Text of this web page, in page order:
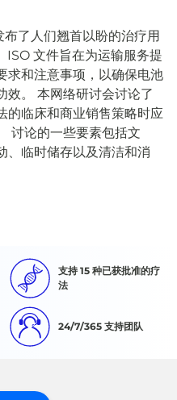
了人们翘首以盼的治疗用
ISO 文件旨在为运输服务提
求和注意事项，以确保电池
效。 本网络研讨会讨论了
的临床和商业销售策略时应
讨论的一些要素包括文
、临时储存以及清洁和消
支持 15 种已获批准的疗
法
24/7/365 支持团队